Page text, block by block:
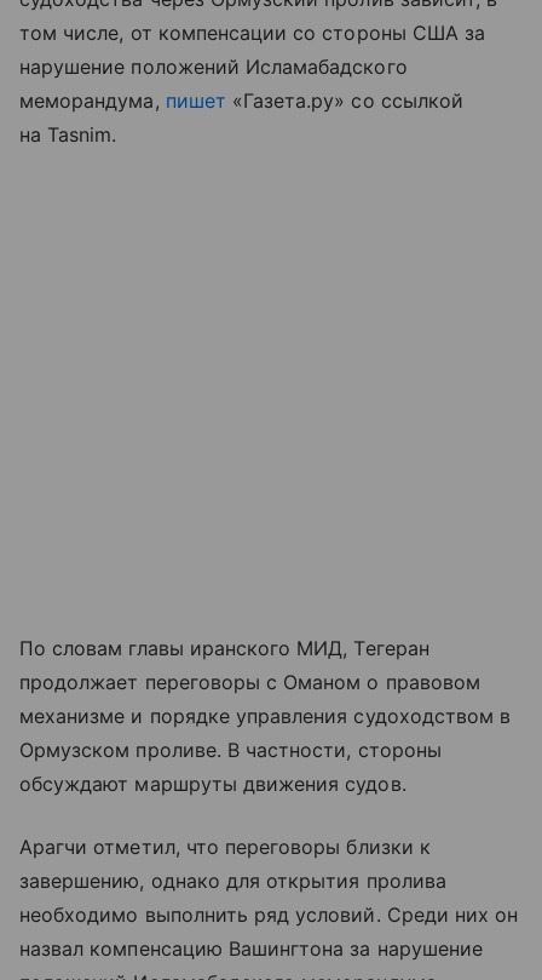
том числе, от компенсации со стороны США за
нарушение положений Исламабадского
меморандума, пишет «Газета.ру» со ссылкой
на Tasnim.
По словам главы иранского МИД, Тегеран
продолжает переговоры с Оманом о правовом
механизме и порядке управления судоходством в
Ормузском проливе. В частности, стороны
обсуждают маршруты движения судов.
Арагчи отметил, что переговоры близки к
завершению, однако для открытия пролива
необходимо выполнить ряд условий. Среди них он
назвал компенсацию Вашингтона за нарушение